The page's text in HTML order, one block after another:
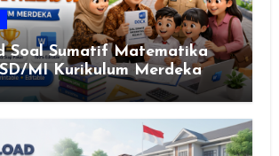
Soal Sumatif Matematika
MI Kurikulum Merdeka